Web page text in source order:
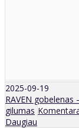
2025-09-19
RAVEN
gilumas
Daugiau